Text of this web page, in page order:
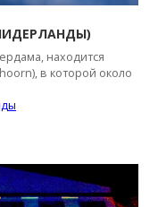
находится
, в которой около